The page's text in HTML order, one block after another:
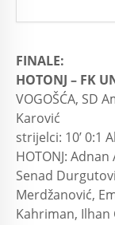
FINALE:
HOTONJ – FK
VOGOŠĆA, SD
Karović
strijelci: 10’ 0:1
HOTONJ:
Senad
Merdžanović,
Kahriman, Ilhan